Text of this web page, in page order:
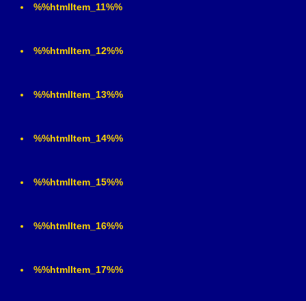
%%htmlItem_11%%
%%htmlItem_12%%
%%htmlItem_13%%
%%htmlItem_14%%
%%htmlItem_15%%
%%htmlItem_16%%
%%htmlItem_17%%